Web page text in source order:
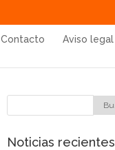
Contacto Aviso legal
Noticias recientes